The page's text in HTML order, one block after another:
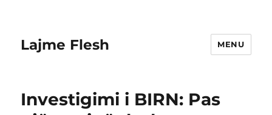
Lajme Flesh MENU
Investigimi i BIRN: Pas